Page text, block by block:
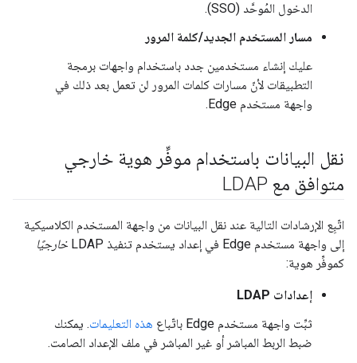
الدخول المُوحَّد (SSO).
مسار المستخدم الجديد/كلمة المرور
عليك إنشاء مستخدمين جدد باستخدام واجهات برمجة
التطبيقات لأنّ مسارات كلمات المرور لن تعمل بعد ذلك في
واجهة مستخدم Edge.
نقل البيانات باستخدام موفِّر هوية خارجي
متوافق مع LDAP
اتّبِع الإرشادات التالية عند نقل البيانات من واجهة المستخدم الكلاسيكية
إلى واجهة مستخدم Edge في إعداد يستخدم تنفيذ LDAP
خارجيًا
كموفِّر هوية:
إعدادات LDAP
ثبِّت واجهة مستخدم Edge باتّباع
هذه التعليمات. يمكنك
ضبط الربط المباشر أو غير المباشر في ملف الإعداد الصامت.